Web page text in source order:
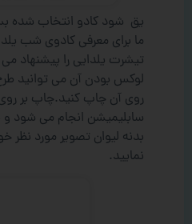
یق شود کادو انتخاب شده
ما برای معرفی کادوی شب
تیشرت یلدایی را پیشنهاد
لوکس بودن آن می توانید
روی آن چاپ کنید.چاپ بر
سابلیمیشن انجام می شود و
بدنه لیوان تصویر مورد نظر
نمایید.